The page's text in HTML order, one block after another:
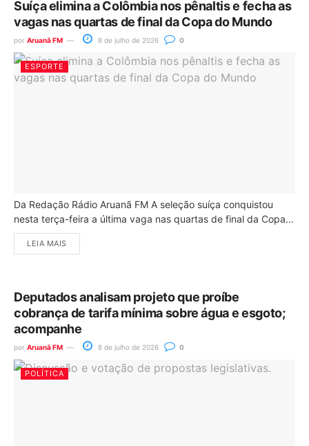
Suíça elimina a Colômbia nos pênaltis e fecha as
vagas nas quartas de final da Copa do Mundo
por Aruanã FM 8 de julho de 2026 0
ESPORTE
Da Redação Rádio Aruanã FM A seleção suíça conquistou
nesta terça-feira a última vaga nas quartas de final da Copa...
LEIA MAIS
Deputados analisam projeto que proíbe
cobrança de tarifa mínima sobre água e esgoto;
acompanhe
por Aruanã FM 8 de julho de 2026 0
POLÍTICA